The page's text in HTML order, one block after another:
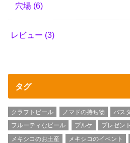
穴場 (6)
レビュー (3)
タグ
クラフトビール ノマドの持ち物 バス
フルーティなビール
プルケ
プレゼン
メキシコのお土産
メキシコのイベント